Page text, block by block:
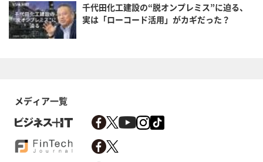
千代田化工建設の“脱オンプレミス”に迫る、
実は「ローコード活用」がカギだった？
メディア一覧